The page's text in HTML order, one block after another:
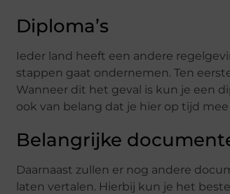
Diploma’s
Ieder land heeft een andere
stappen gaat ondernemen. Ten
Wanneer dit het geval is kun je een
ook van belang dat je hier op tijd mee
Belangrijke
Daarnaast zullen er nog andere
laten vertalen. Hierbij kun je het